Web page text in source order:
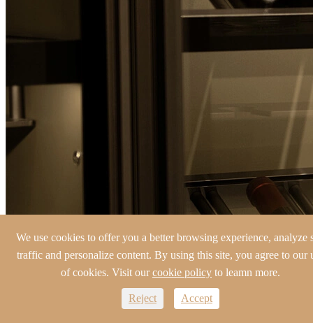
ข้อดีของตู้ไวน์สแตนเลส
We use cookies to offer you a better browsing experience, analyze
traffic and personalize content. By using this site, you agree to our
of cookies. Visit ourcookie policy to leamn more.
Reject Accept